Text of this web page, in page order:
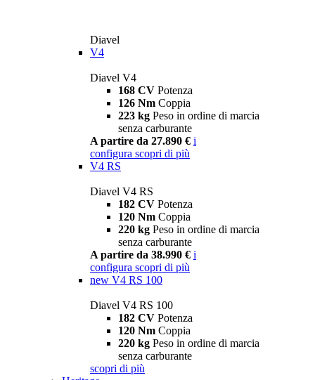
Diavel
V4
Diavel V4
168 CV Potenza
126 Nm Coppia
223 kg Peso in ordine di marcia
senza carburante
A partire da 27.890 € i
configura scopri di più
V4 RS
Diavel V4 RS
182 CV Potenza
120 Nm Coppia
220 kg Peso in ordine di marcia
senza carburante
A partire da 38.990 € i
configura scopri di più
new V4 RS 100
Diavel V4 RS 100
182 CV Potenza
120 Nm Coppia
220 kg Peso in ordine di marcia
senza carburante
scopri di più